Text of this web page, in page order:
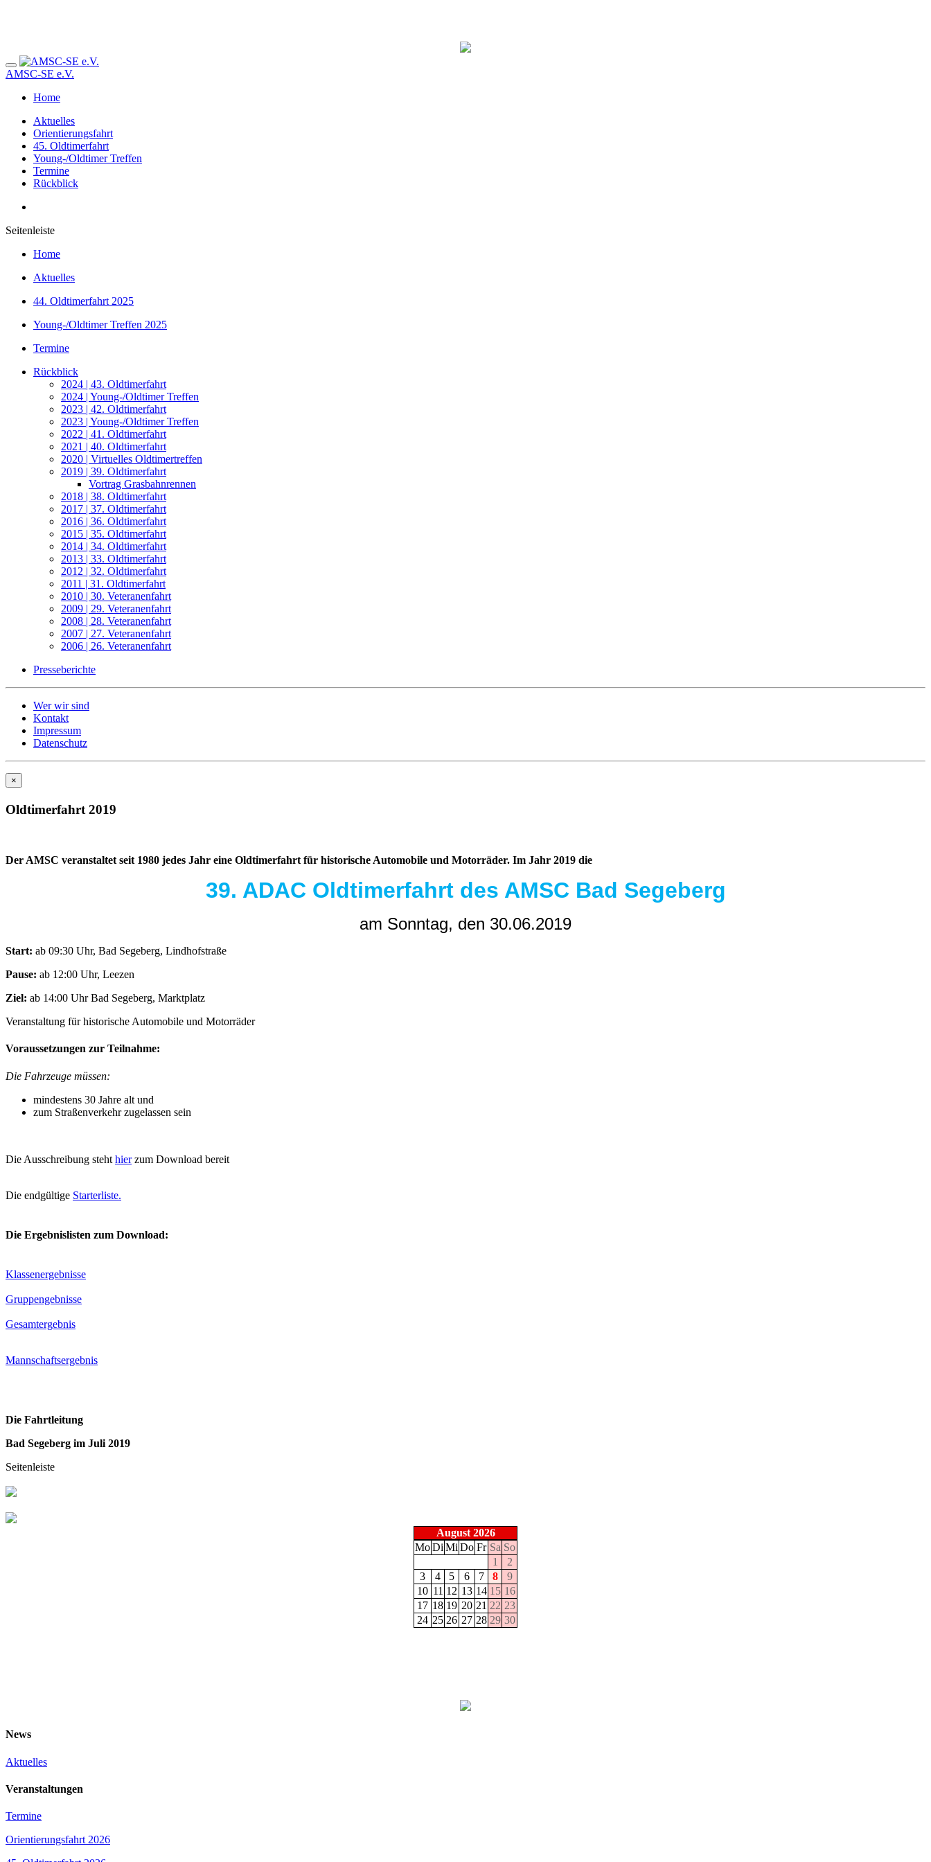
AMSC-SE e.V.
Home
Aktuelles
Orientierungsfahrt
45. Oldtimerfahrt
Young-/Oldtimer Treffen
Termine
Rückblick
Seitenleiste
Home
Aktuelles
44. Oldtimerfahrt 2025
Young-/Oldtimer Treffen 2025
Termine
Rückblick
2024 | 43. Oldtimerfahrt
2024 | Young-/Oldtimer Treffen
2023 | 42. Oldtimerfahrt
2023 | Young-/Oldtimer Treffen
2022 | 41. Oldtimerfahrt
2021 | 40. Oldtimerfahrt
2020 | Virtuelles Oldtimertreffen
2019 | 39. Oldtimerfahrt
Vortrag Grasbahnrennen
2018 | 38. Oldtimerfahrt
2017 | 37. Oldtimerfahrt
2016 | 36. Oldtimerfahrt
2015 | 35. Oldtimerfahrt
2014 | 34. Oldtimerfahrt
2013 | 33. Oldtimerfahrt
2012 | 32. Oldtimerfahrt
2011 | 31. Oldtimerfahrt
2010 | 30. Veteranenfahrt
2009 | 29. Veteranenfahrt
2008 | 28. Veteranenfahrt
2007 | 27. Veteranenfahrt
2006 | 26. Veteranenfahrt
Presseberichte
Wer wir sind
Kontakt
Impressum
Datenschutz
×
Oldtimerfahrt 2019
Der AMSC veranstaltet seit 1980 jedes Jahr eine Oldtimerfahrt für historische Automobile und Motorräder. Im Jahr 2019 die
39. ADAC Oldtimerfahrt des AMSC Bad Segeberg
am Sonntag, den 30.06.2019
Start: ab 09:30 Uhr, Bad Segeberg, Lindhofstraße
Pause: ab 12:00 Uhr, Leezen
Ziel: ab 14:00 Uhr Bad Segeberg, Marktplatz
Veranstaltung für historische Automobile und Motorräder
Voraussetzungen zur Teilnahme:
Die Fahrzeuge müssen:
mindestens 30 Jahre alt und
zum Straßenverkehr zugelassen sein
Die Ausschreibung steht hierzum Download bereit
Die endgültige Starterliste.
Die Ergebnislisten zum Download:
Klassenergebnisse
Gruppengebnisse
Gesamtergebnis
Mannschaftsergebnis
Die Fahrtleitung
Bad Segeberg im Juli 2019
Seitenleiste
August 2026
MoDi Mi Do Fr Sa So
1
2
3
4 5 6 7 8
9
10 11 12 13 14 15 16
17 18 19 20 21 22 23
24 25 26 27 28 29 30
News
Aktuelles
Veranstaltungen
Termine
Orientierungsfahrt 2026